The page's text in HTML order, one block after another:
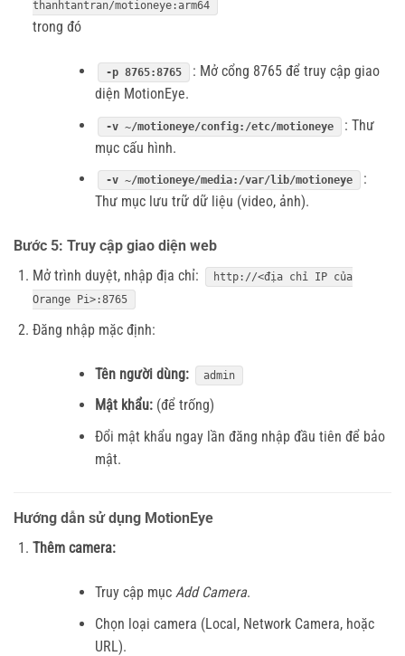
thanhtantran/motioneye:arm64
trong đó
-p 8765:8765
: Mở cổng 8765 để truy cập giao
diện MotionEye.
-v ~/motioneye/config:/etc/motioneye
: Thư
mục cấu hình.
-v ~/motioneye/media:/var/lib/motioneye
:
Thư mục lưu trữ dữ liệu (video, ảnh).
Bước 5: Truy cập giao diện web
Mở trình duyệt, nhập địa chỉ:
http://<địa chỉ IP của
Orange
Pi>:8765
Đăng nhập mặc định:
Tên người dùng: admin
Mật khẩu:(để trống)
Đổi mật khẩu ngay lần đăng nhập đầu tiên để bảo
mật.
Hướng dẫn sử dụng MotionEye
Thêm camera:
Truy cập mục Add Camera.
Chọn loại camera (Local, Network Camera, hoặc
URL).